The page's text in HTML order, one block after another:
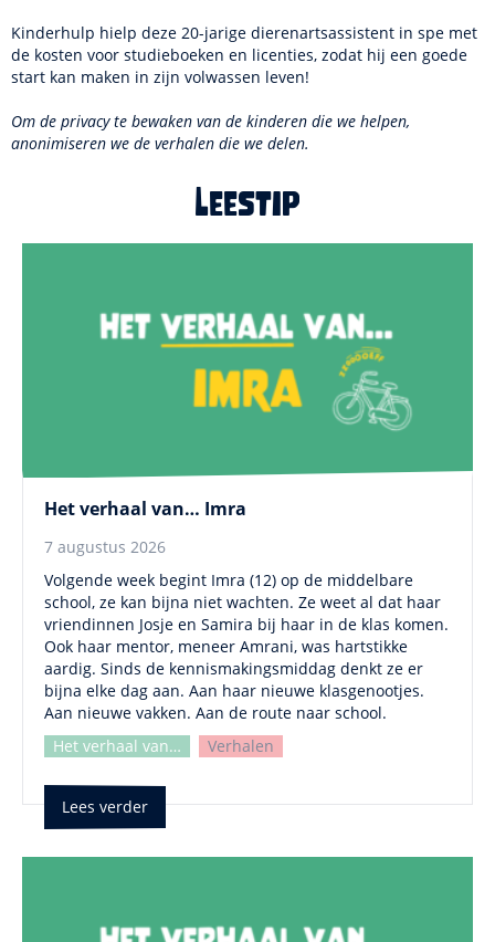
Kinderhulp hielp deze 20-jarige dierenartsassistent in spe met
de kosten voor studieboeken en licenties, zodat hij een goede
start kan maken in zijn volwassen leven!
Om de privacy te bewaken van de kinderen die we helpen,
anonimiseren we de verhalen die we delen.
Leestip
Het verhaal van… Imra
7 augustus 2026
Volgende week begint Imra (12) op de middelbare
school, ze kan bijna niet wachten. Ze weet al dat haar
vriendinnen Josje en Samira bij haar in de klas komen.
Ook haar mentor, meneer Amrani, was hartstikke
aardig. Sinds de kennismakingsmiddag denkt ze er
bijna elke dag aan. Aan haar nieuwe klasgenootjes.
Aan nieuwe vakken. Aan de route naar school.
Het verhaal van…
Verhalen
Lees verder